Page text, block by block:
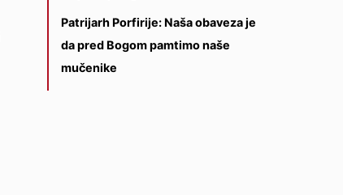
Patrijarh Porfirije: Naša obaveza je
da pred Bogom pamtimo naše
mučenike